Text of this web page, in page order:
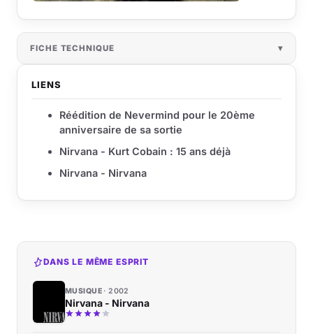
FICHE TECHNIQUE
LIENS
Réédition de Nevermind pour le 20ème
anniversaire de sa sortie
Nirvana - Kurt Cobain : 15 ans déjà
Nirvana - Nirvana
DANS LE MÊME ESPRIT
MUSIQUE 2002
Nirvana - Nirvana